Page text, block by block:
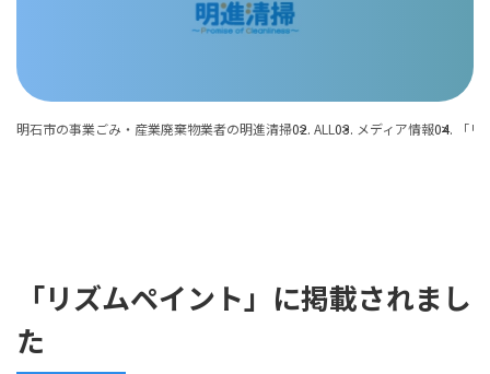
明石市の事業ごみ・産業廃棄物業者の明進清掃 ALL メディア情報 「
「リズムペイント」に掲載されまし
た